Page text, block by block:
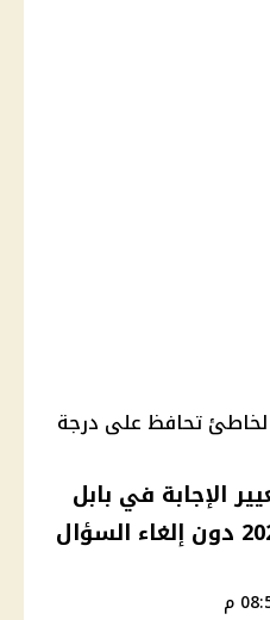
تحافظ على درجة
الإجابة في بابل